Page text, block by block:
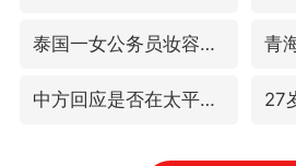
泰国一女公务员妆容引争议 本人回应
中方回应是否在太平洋海底开采稀土